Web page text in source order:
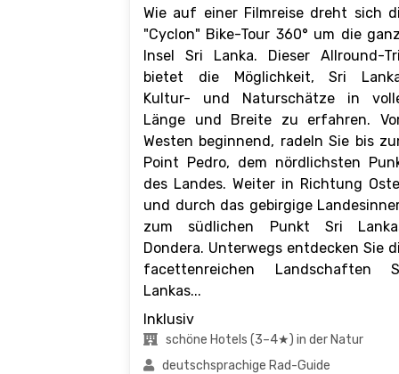
Wie auf einer Filmreise dreht sich
"Cyclon" Bike-Tour 360° um die
Insel Sri Lanka. Dieser Allround-
bietet die Möglichkeit, Sri
Kultur- und Naturschätze in
Länge und Breite zu erfahren.
Westen beginnend, radeln Sie bis
Point Pedro, dem nördlichsten
des Landes. Weiter in Richtung
und durch das gebirgige
zum südlichen Punkt Sri
Dondera. Unterwegs entdecken Sie
facettenreichen Landschaften
Lankas...
Inklusiv
schöne Hotels (3–4★) in der Natur
deutschsprachige Rad-Guide